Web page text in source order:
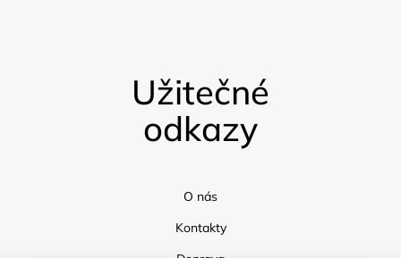
Užitečné
odkazy
O nás
Kontakty